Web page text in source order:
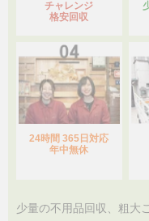
チャレンジ
格安回収
24時間 365日対応
年中無休
少量の不用品回収、粗大